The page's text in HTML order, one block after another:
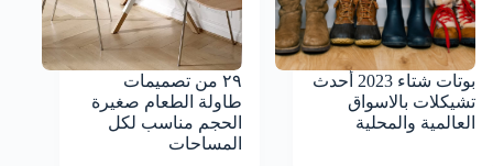
بوتات شتاء 2023 أحدث
تشيكلات بالاسواق
العالمية والمحلية
٢٩ من تصميمات
طاولة الطعام صغيرة
الحجم مناسب لكل
المساحات